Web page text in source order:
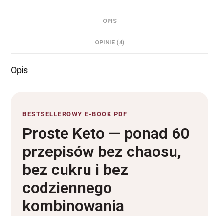
OPIS
OPINIE (4)
Opis
BESTSELLEROWY E-BOOK PDF
Proste Keto — ponad 60
przepisów bez chaosu,
bez cukru i bez
codziennego
kombinowania